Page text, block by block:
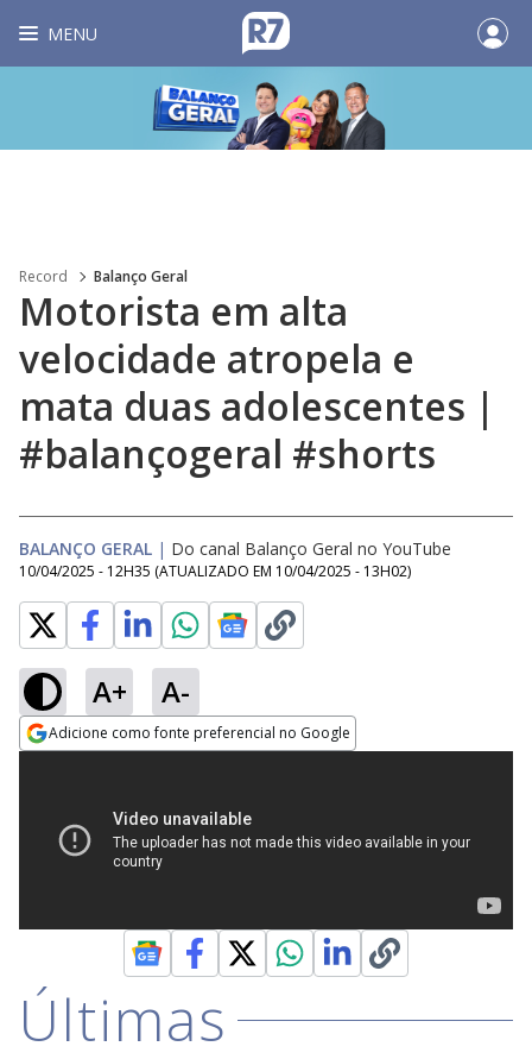
MENU
Record Balanço Geral
Motorista em alta
velocidade atropela e
mata duas adolescentes |
#balançogeral #shorts
BALANÇO GERAL | Do canal Balanço Geral no YouTube
10/04/2025 - 12H35 (ATUALIZADO EM 10/04/2025 - 13H02)
A+ A-
Adicione como fonte preferencial no Google
Últimas